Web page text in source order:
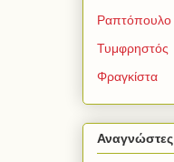
Ραπτόπουλο
Τυμφρηστός
Φραγκίστα
Αναγνώστες